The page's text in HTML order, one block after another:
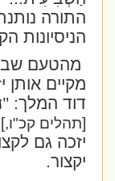
התורה נותנת
הניסיונות
מהטעם
מקיים אותן
דוד המלך:
[תהלים קכ"ו,]
יזכה גם
יקצור.